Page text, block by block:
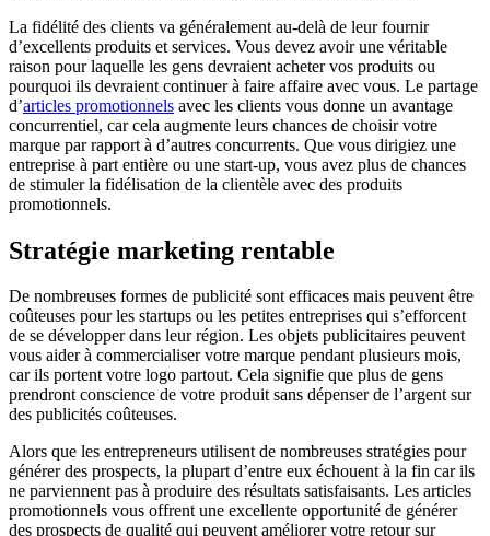
La fidélité des clients va généralement au-delà de leur fournir
d’excellents produits et services. Vous devez avoir une véritable
raison pour laquelle les gens devraient acheter vos produits ou
pourquoi ils devraient continuer à faire affaire avec vous. Le partage
d’articles promotionnels avec les clients vous donne un avantage
concurrentiel, car cela augmente leurs chances de choisir votre
marque par rapport à d’autres concurrents. Que vous dirigiez une
entreprise à part entière ou une start-up, vous avez plus de chances
de stimuler la fidélisation de la clientèle avec des produits
promotionnels.
Stratégie marketing rentable
De nombreuses formes de publicité sont efficaces mais peuvent être
coûteuses pour les startups ou les petites entreprises qui s’efforcent
de se développer dans leur région. Les objets publicitaires peuvent
vous aider à commercialiser votre marque pendant plusieurs mois,
car ils portent votre logo partout. Cela signifie que plus de gens
prendront conscience de votre produit sans dépenser de l’argent sur
des publicités coûteuses.
Alors que les entrepreneurs utilisent de nombreuses stratégies pour
générer des prospects, la plupart d’entre eux échouent à la fin car ils
ne parviennent pas à produire des résultats satisfaisants. Les articles
promotionnels vous offrent une excellente opportunité de générer
des prospects de qualité qui peuvent améliorer votre retour sur